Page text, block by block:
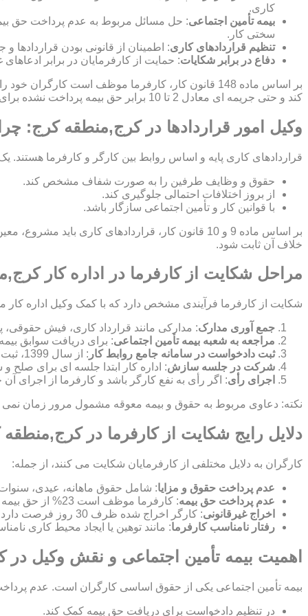
کاری.
بیمه تأمین اجتماعی: حل مسائل مربوط به عدم پرداخت حق
سختی کار.
تنظیم قراردادهای کاری: اطمینان از قانونی بودن
دفاع در برابر شکایات: حمایت از کارفرمایان در برابر
بر اساس ماده 148 قانون کار، کارفرما موظف است
کند و حتی جریمه ای معادل 2 تا 10 برابر حق بیمه پرداخت نشده برای کارفرما اعمال شود.
وکیل امور قراردادها در کرج,منطقه کرج:
قراردادهای کاری پایه و اساس روابط بین کارگر و کارفرما هستند.
حقوق و وظایف طرفین را به صورت شفاف مشخص کند.
از بروز اختلافات احتمالی جلوگیری کند.
با قوانین کار و تأمین اجتماعی سازگار باشد.
بر اساس ماده 9 و 10 قانون کار، قراردادهای
خلاف آن ثابت شود.
مراحل شکایت از کارفرما در اداره کار
شکایت از کارفرما فرآیندی مشخص دارد که با کمک وکیل اداره
جمع آوری مدارک: مدارکی مانند قرارداد کاری، فیش
مراجعه به شعبه بیمه تأمین اجتماعی: برای دریافت سوابق
ثبت دادخواست در سامانه جامع روابط کار : از سال 1399، ثبت شکایت به صورت الکترونیکی در این سامانه انجام می شود.
شرکت در جلسه سازش: اداره کار ابتدا جلسه ای برای
اجرای رأی: اگر رأی به نفع کارگر باشد و کارفرما از اجرای
نکته: دعاوی مربوط به حقوق و بیمه معوقه مشمول مرور زمان نمی
دلایل رایج شکایت از کارفرما در
کارگران به دلایل مختلفی از کارفرمایان شکایت می کنند، از جمله:
عدم پرداخت حقوق و مزایا: شامل حقوق ماهانه، عیدی،
عدم پرداخت حق بیمه: کارفرما موظف است 23% از حق بیمه را پرداخت کند و 7% از حقوق کارگر کسر می شود.
اخراج غیرقانونی: کارگر اخراج شده ظرف 30 روز فرصت دارد برای بازگشت به کار یا دریافت بیمه بیکاری شکایت کند.
رفتار نامناسب کارفرما: مانند توهین یا ایجاد محیط کاری
اهمیت بیمه تأمین اجتماعی و نقش وکیل
بیمه تأمین اجتماعی یکی از حقوق اساسی کارگران است. عدم
در تنظیم دادخواست برای دریافت حق بیمه کمک کند.